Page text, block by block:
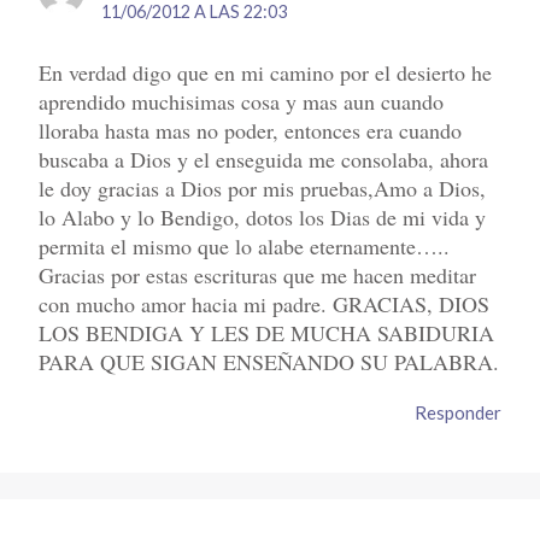
11/06/2012 A LAS 22:03
En verdad digo que en mi camino por el desierto he
aprendido muchisimas cosa y mas aun cuando
lloraba hasta mas no poder, entonces era cuando
buscaba a Dios y el enseguida me consolaba, ahora
le doy gracias a Dios por mis pruebas,Amo a Dios,
lo Alabo y lo Bendigo, dotos los Dias de mi vida y
permita el mismo que lo alabe eternamente…..
Gracias por estas escrituras que me hacen meditar
con mucho amor hacia mi padre. GRACIAS, DIOS
LOS BENDIGA Y LES DE MUCHA SABIDURIA
PARA QUE SIGAN ENSEÑANDO SU PALABRA.
Responder